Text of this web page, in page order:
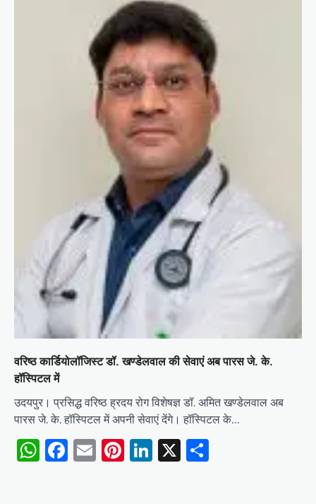
वरिष्ठ कार्डियोलॉजिस्ट डॉ. खण्डेलवाल की सेवाएं अब पारस जे. के.
हॉस्पिटल में
उदयपुर। प्रसिद्ध वरिष्ठ ह्रदय रोग विशेषज्ञ डॉ. अमित खण्डेलवाल अब
पारस जे. के. हॉस्पिटल में अपनी सेवाएं देंगे। हॉस्पिटल के…
WhatsApp
Facebook
EmailPinterest
LinkedIn
X